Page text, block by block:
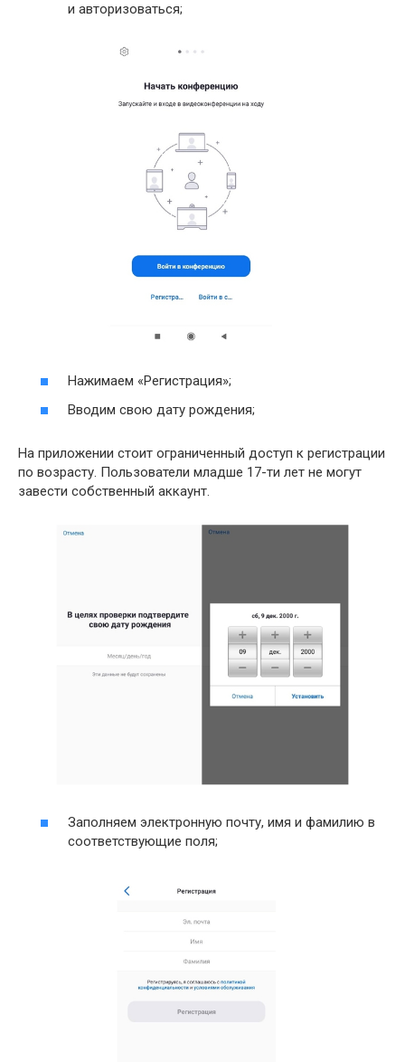
и авторизоваться;
Нажимаем «Регистрация»;
Вводим свою дату рождения;
На приложении стоит ограниченный доступ к регистрации
по возрасту. Пользователи младше 17-ти лет не могут
завести собственный аккаунт.
Заполняем электронную почту, имя и фамилию в
соответствующие поля;